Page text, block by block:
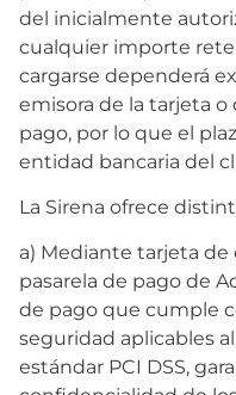
del inicialmente
cualquier importe
cargarse dependerá
emisora de la tarjeta
pago, por lo que el
entidad bancaria del
La Sirena ofrece
a) Mediante tarjeta de
pasarela de pago de
de pago que cumple
seguridad aplicables
estándar PCI DSS,